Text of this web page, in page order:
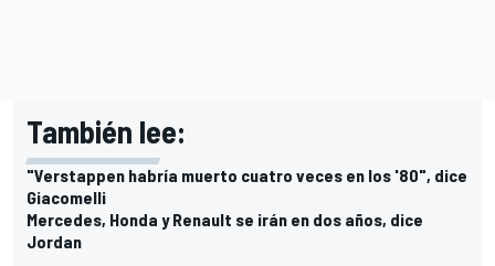
También lee:
"Verstappen habría muerto cuatro veces en los '80", dice
Giacomelli
Mercedes, Honda y Renault se irán en dos años, dice
Jordan